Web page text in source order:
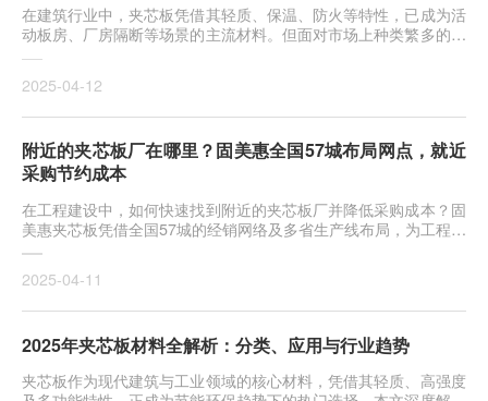
在建筑行业中，夹芯板凭借其轻质、保温、防火等特性，已成为活
动板房、厂房隔断等场景的主流材料。但面对市场上种类繁多的夹
芯板
2025-04-12
附近的夹芯板厂在哪里？固美惠全国57城布局网点，就近
采购节约成本
在工程建设中，如何快速找到附近的夹芯板厂并降低采购成本？固
美惠夹芯板凭借全国57城的经销网络及多省生产线布局，为工程方
提供
2025-04-11
2025年夹芯板材料全解析：分类、应用与行业趋势
夹芯板作为现代建筑与工业领域的核心材料，凭借其轻质、高强度